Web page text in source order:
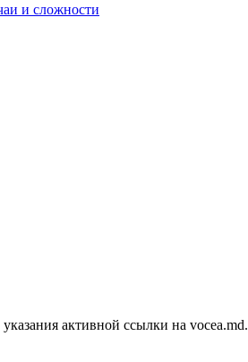
и сложности
активной ссылки на vocea.md.